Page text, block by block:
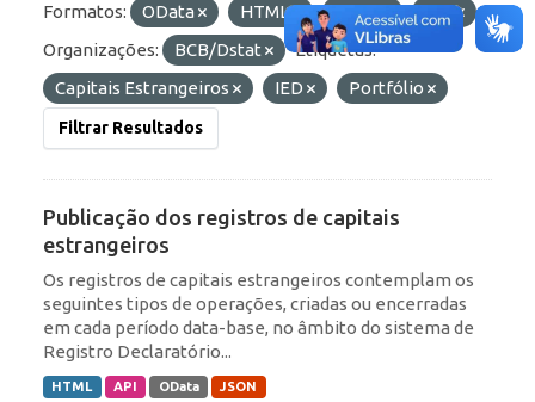
Formatos: OData HTML JSON
API
Organizações:
BCB/Dstat
Etiquetas:
Capitais Estrangeiros
IED Portfólio
Filtrar Resultados
Publicação dos registros de capitais
estrangeiros
Os registros de capitais estrangeiros contemplam os
seguintes tipos de operações, criadas ou encerradas
em cada período data-base, no âmbito do sistema de
Registro Declaratório...
HTML API OData JSON